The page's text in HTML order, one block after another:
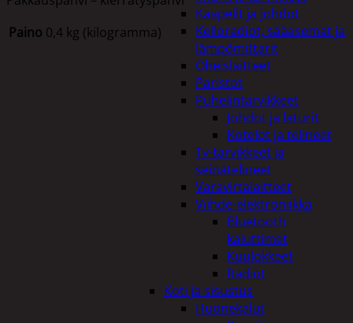
Kaapelit ja johdot
Kelloradiot, sääasemat ja
lämpömittarit
Oheislaitteet
Paristot
Puhelintarvikkeet
Johdot ja laturit
Kotelot ja telineet
Tv-tarvikkeet ja
seinätelineet
Varavirtalaitteet
Viihde-elektroniikka
Bluetooth
kaiuttimet
Kuulokkeet
Radiot
Koti ja sisustus
Huonekalut
Paino 0,4 kg (kilogramma)